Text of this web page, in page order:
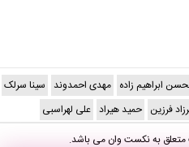
ابراهیم زاده مهدی احمدوند سینا سرلک
فرزین حمید هیراد علی لهراسبی
بهنکست وانمی باشد.